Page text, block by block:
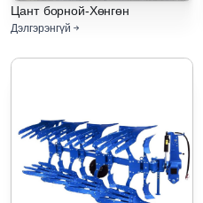
Цант борной-Хөнгөн
Дэлгэрэнгүй